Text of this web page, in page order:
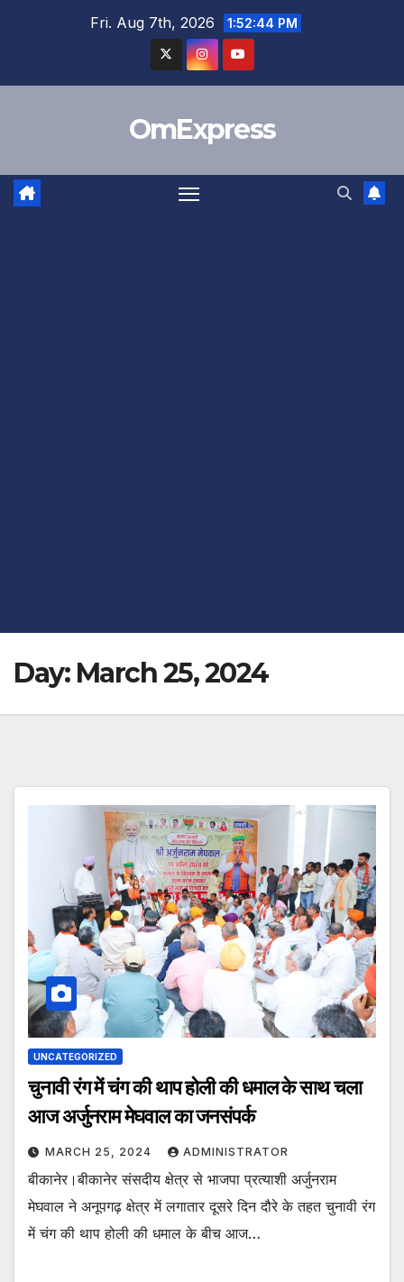
Fri. Aug 7th, 2026 1:52:44 PM
OmExpress
Day: March 25, 2024
UNCATEGORIZED
चुनावी रंग में चंग की थाप होली की धमाल के साथ चला
आज अर्जुनराम मेघवाल का जनसंपर्क
MARCH 25, 2024 ADMINISTRATOR
बीकानेर।बीकानेर संसदीय क्षेत्र से भाजपा प्रत्याशी अर्जुनराम
मेघवाल ने अनूपगढ़ क्षेत्र में लगातार दूसरे दिन दौरे के तहत चुनावी रंग
में चंग की थाप होली की धमाल के बीच आज…